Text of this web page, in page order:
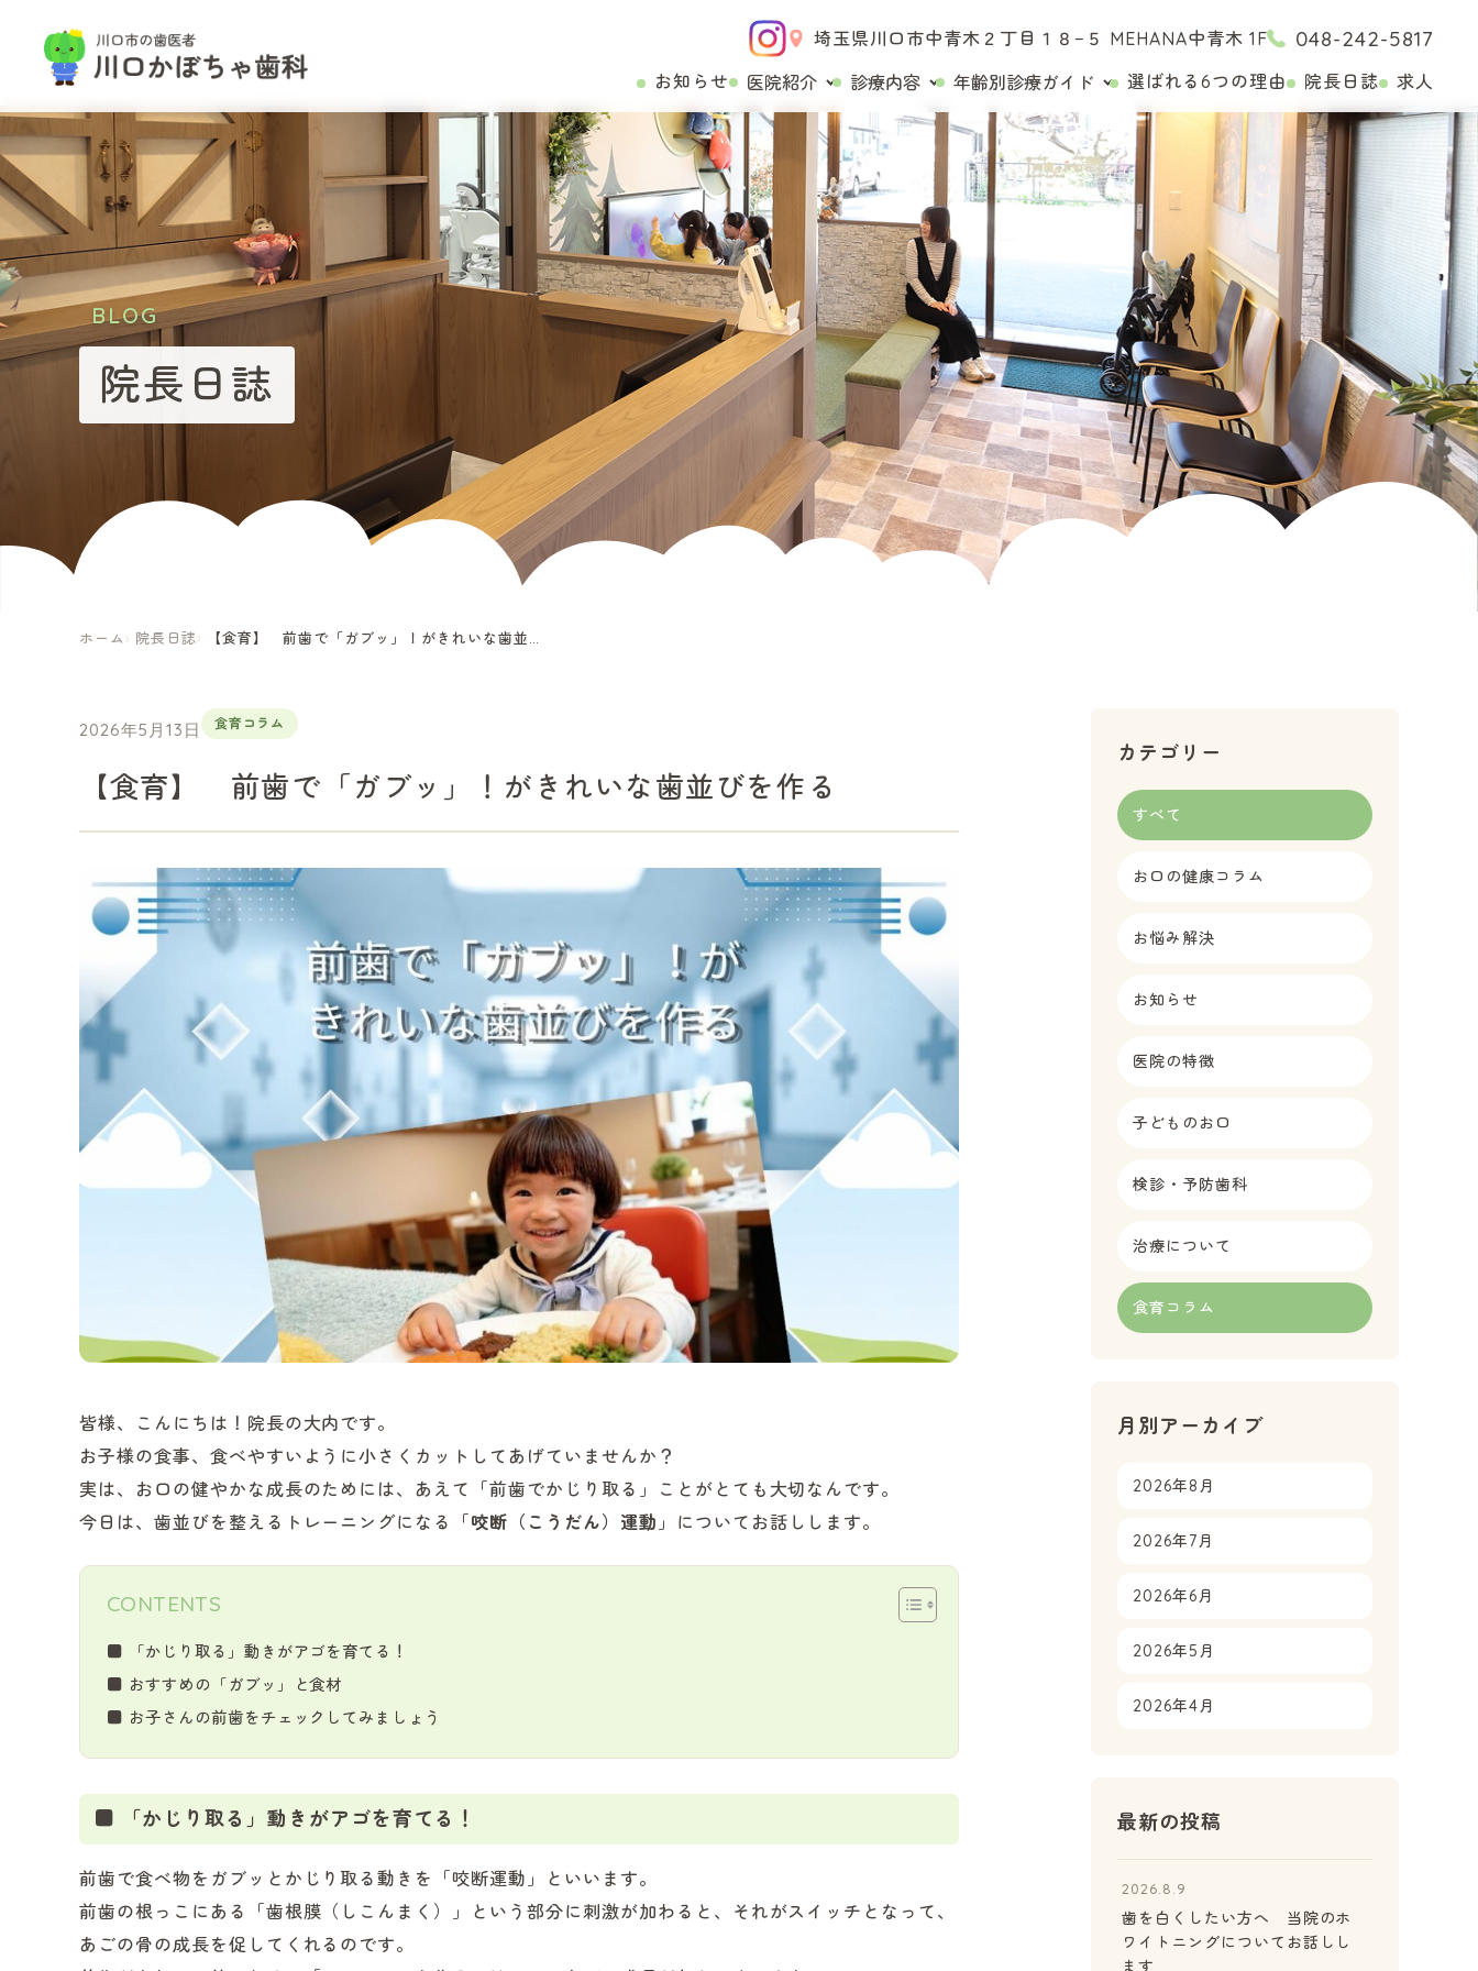
埼玉県川口市中青木２丁目１８−５ MEHANA中青木 1F 048-242-5817
お知らせ 医院紹介 診療内容 年齢別診療ガイド 選ばれる6つの理由 院長日誌 求人
BLOG
院長日誌
ホーム 院長日誌 【食育】 前歯で「ガブッ」！がきれいな歯並びを作る
2026年5月13日 食育コラム
【食育】 前歯で「ガブッ」！がきれいな歯並びを作る
皆様、こんにちは！院長の大内です。
お子様の食事、食べやすいように小さくカットしてあげていませんか？
実は、お口の健やかな成長のためには、あえて「前歯でかじり取る」ことがとても大切なんです。
今日は、歯並びを整えるトレーニングになる「 咬断（こうだん）運動 」についてお話しします。
CONTENTS
■ 「かじり取る」動きがアゴを育てる！
■ おすすめの「ガブッ」と食材
■ お子さんの前歯をチェックしてみましょう
■ 「かじり取る」動きがアゴを育てる！
前歯で食べ物をガブッとかじり取る動きを「咬断運動」といいます。
前歯の根っこにある「歯根膜（しこんまく）」という部分に刺激が加わると、それがスイッチとなって、
あごの骨の成長を促してくれるのです。
カテゴリー
すべて
お口の健康コラム
お悩み解決
お知らせ
医院の特徴
子どものお口
検診・予防歯科
治療について
食育コラム
月別アーカイブ
2026年8月
2026年7月
2026年6月
2026年5月
2026年4月
最新の投稿
2026.8.9
歯を白くしたい方へ 当院のホ
ワイトニングについてお話しし
ます